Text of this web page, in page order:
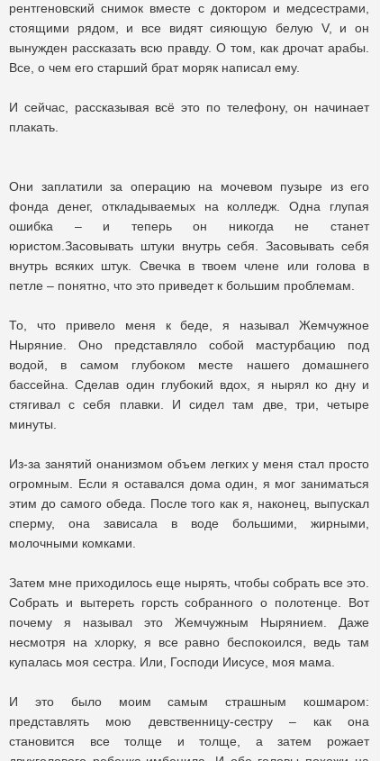
рентгеновский снимок вместе с доктором и медсестрами,
стоящими рядом, и все видят сияющую белую V, и он
вынужден рассказать всю правду. О том, как дрочат арабы.
Все, о чем его старший брат моряк написал ему.
И сейчас, рассказывая всё это по телефону, он начинает
плакать.
Они заплатили за операцию на мочевом пузыре из его
фонда денег, откладываемых на колледж. Одна глупая
ошибка – и теперь он никогда не станет
юристом.Засовывать штуки внутрь себя. Засовывать себя
внутрь всяких штук. Свечка в твоем члене или голова в
петле – понятно, что это приведет к большим проблемам.
То, что привело меня к беде, я называл Жемчужное
Ныряние. Оно представляло собой мастурбацию под
водой, в самом глубоком месте нашего домашнего
бассейна. Сделав один глубокий вдох, я нырял ко дну и
стягивал с себя плавки. И сидел там две, три, четыре
минуты.
Из-за занятий онанизмом объем легких у меня стал просто
огромным. Если я оставался дома один, я мог заниматься
этим до самого обеда. После того как я, наконец, выпускал
сперму, она зависала в воде большими, жирными,
молочными комками.
Затем мне приходилось еще нырять, чтобы собрать все это.
Собрать и вытереть горсть собранного о полотенце. Вот
почему я называл это Жемчужным Нырянием. Даже
несмотря на хлорку, я все равно беспокоился, ведь там
купалась моя сестра. Или, Господи Иисусе, моя мама.
И это было моим самым страшным кошмаром:
представлять мою девственницу-сестру – как она
становится все толще и толще, а затем рожает